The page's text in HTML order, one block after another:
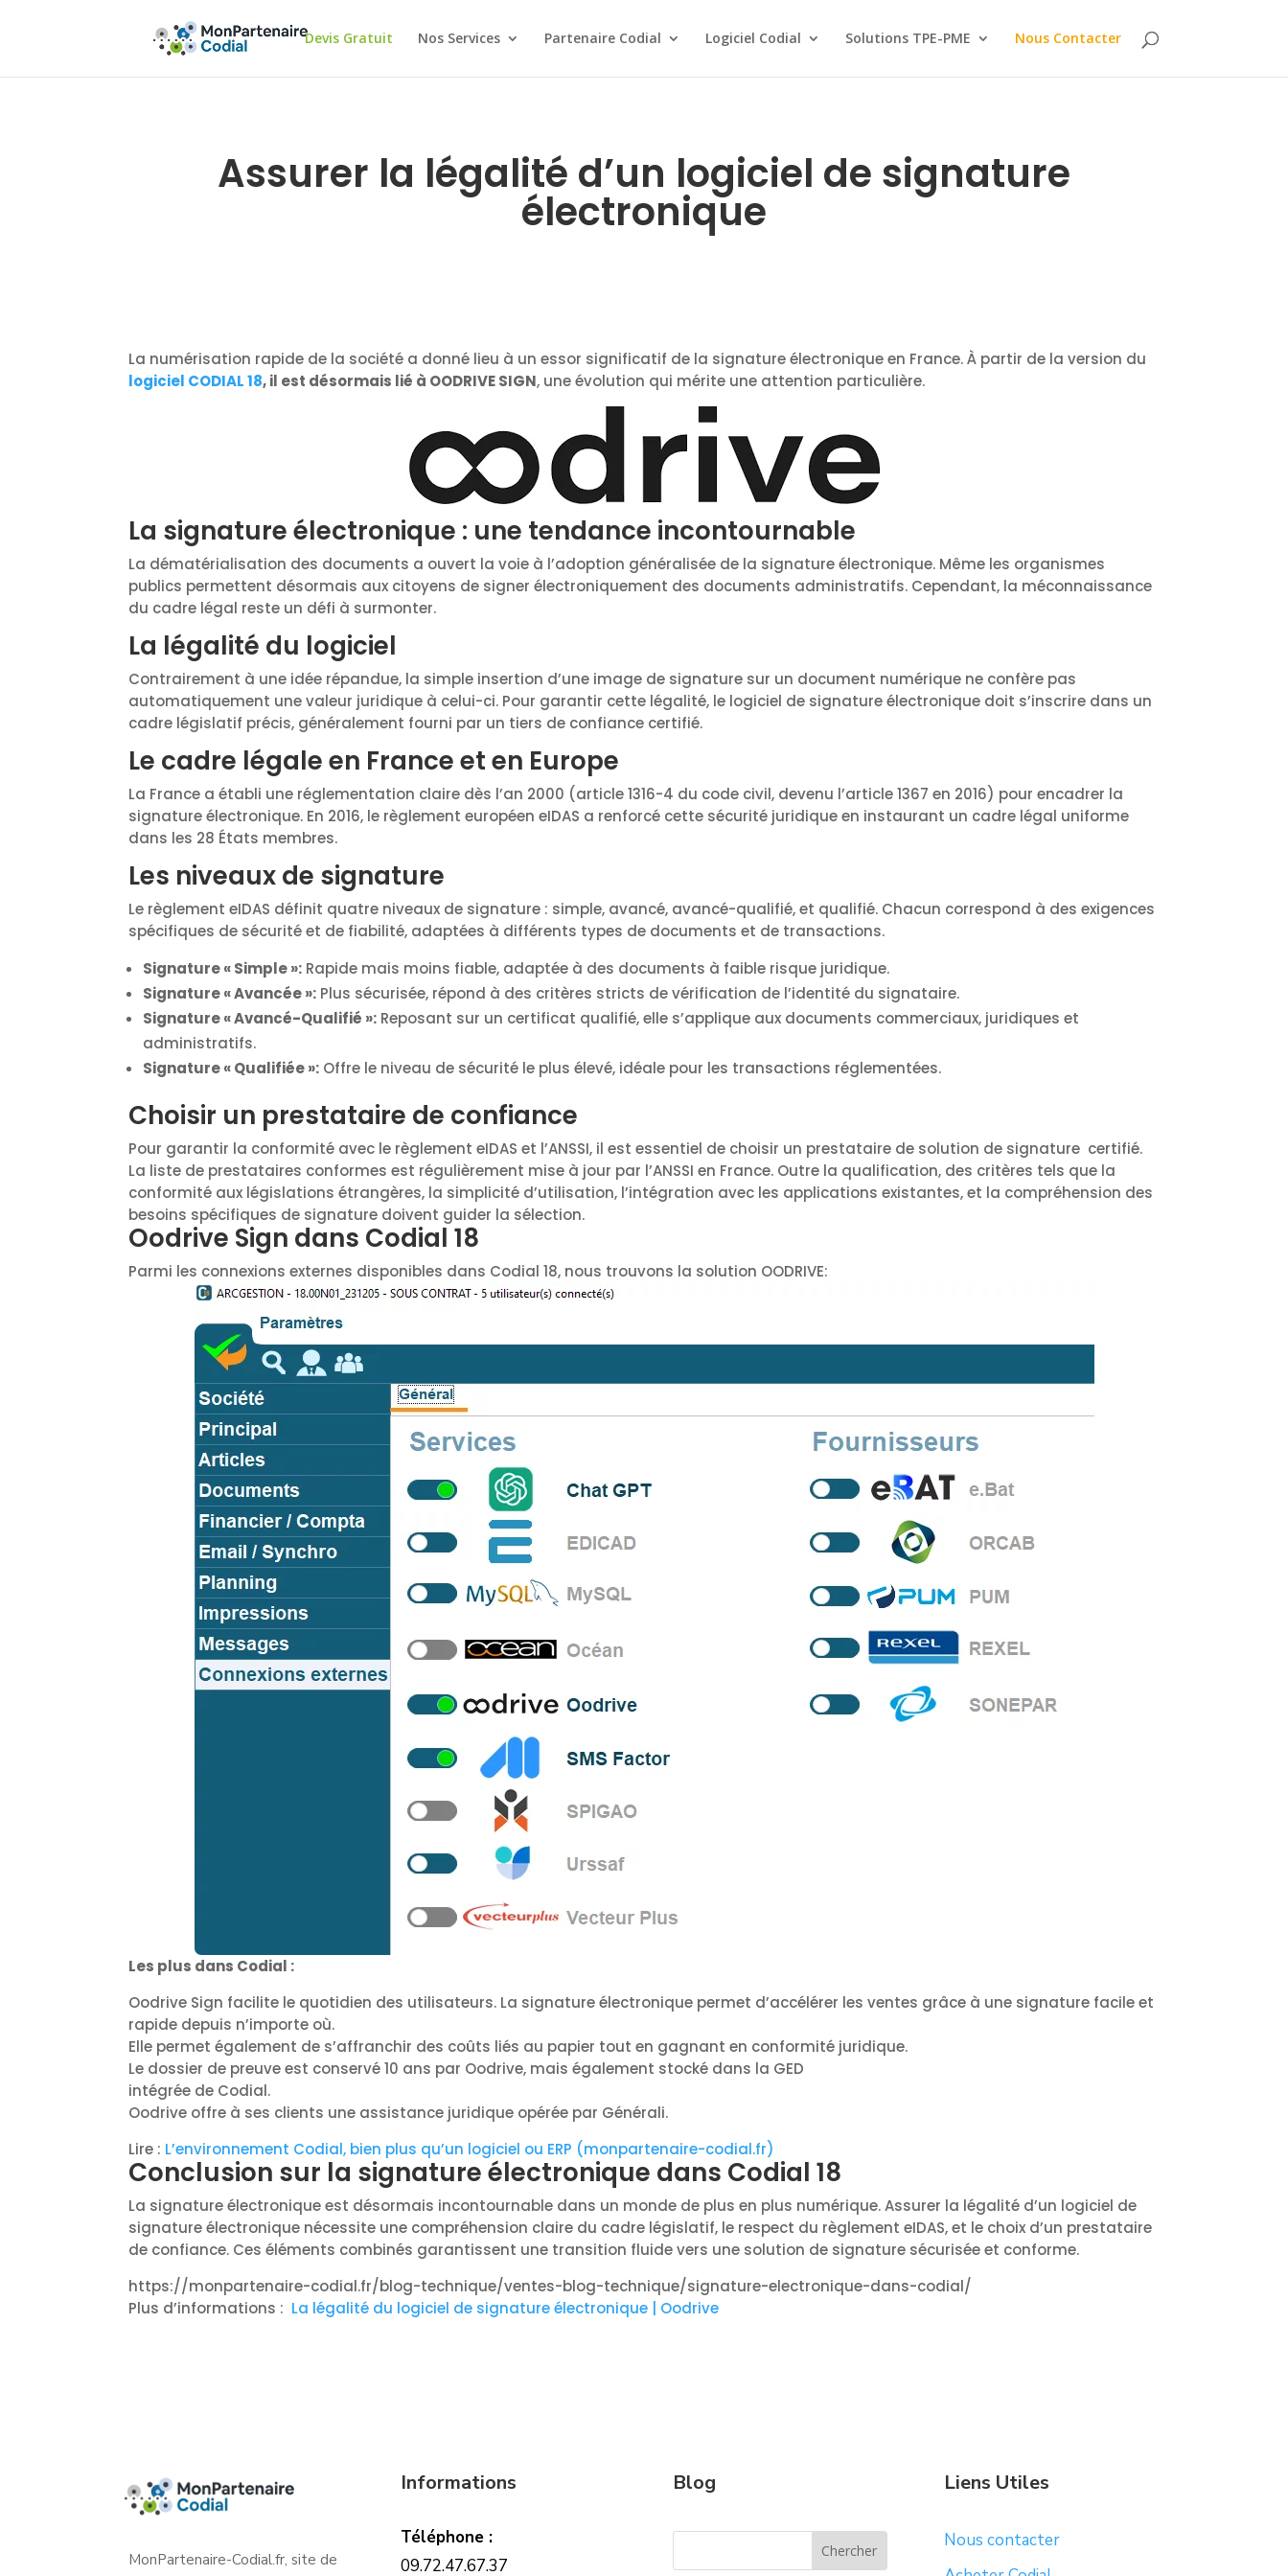
Devis Gratuit Nos Services Partenaire Codial Logiciel Codial Solutions TPE-PME Nous Contacter
Assurer la légalité d’un logiciel de signature
électronique
La numérisation rapide de la société a donné lieu à un essor significatif de la signature électronique en France. À partir de la version du
logiciel CODIAL 18, il est désormais lié à OODRIVE SIGN, une évolution qui mérite une attention particulière.
La signature électronique : une tendance incontournable
La dématérialisation des documents a ouvert la voie à l’adoption généralisée de la signature électronique. Même les organismes
publics permettent désormais aux citoyens de signer électroniquement des documents administratifs. Cependant, la méconnaissance
du cadre légal reste un défi à surmonter.
La légalité du logiciel
Contrairement à une idée répandue, la simple insertion d’une image de signature sur un document numérique ne confère pas
automatiquement une valeur juridique à celui-ci. Pour garantir cette légalité, le logiciel de signature électronique doit s’inscrire dans un
cadre législatif précis, généralement fourni par un tiers de confiance certifié.
Le cadre légale en France et en Europe
La France a établi une réglementation claire dès l’an 2000 (article 1316-4 du code civil, devenu l’article 1367 en 2016) pour encadrer la
signature électronique. En 2016, le règlement européen eIDAS a renforcé cette sécurité juridique en instaurant un cadre légal uniforme
dans les 28 États membres.
Les niveaux de signature
Le règlement eIDAS définit quatre niveaux de signature : simple, avancé, avancé-qualifié, et qualifié. Chacun correspond à des exigences
spécifiques de sécurité et de fiabilité, adaptées à différents types de documents et de transactions.
Signature « Simple »: Rapide mais moins fiable, adaptée à des documents à faible risque juridique.
Signature « Avancée »: Plus sécurisée, répond à des critères stricts de vérification de l’identité du signataire.
Signature « Avancé-Qualifié »: Reposant sur un certificat qualifié, elle s’applique aux documents commerciaux, juridiques et
administratifs.
Signature « Qualifiée »: Offre le niveau de sécurité le plus élevé, idéale pour les transactions réglementées.
Choisir un prestataire de confiance
Pour garantir la conformité avec le règlement eIDAS et l’ANSSI, il est essentiel de choisir un prestataire de solution de signature certifié.
La liste de prestataires conformes est régulièrement mise à jour par l’ANSSI en France. Outre la qualification, des critères tels que la
conformité aux législations étrangères, la simplicité d’utilisation, l’intégration avec les applications existantes, et la compréhension des
besoins spécifiques de signature doivent guider la sélection.
Oodrive Sign dans Codial 18
Parmi les connexions externes disponibles dans Codial 18, nous trouvons la solution OODRIVE:
Les plus dans Codial :
Oodrive Sign facilite le quotidien des utilisateurs. La signature électronique permet d’accélérer les ventes grâce à une signature facile et
rapide depuis n’importe où.
Elle permet également de s’affranchir des coûts liés au papier tout en gagnant en conformité juridique.
Le dossier de preuve est conservé 10 ans par Oodrive, mais également stocké dans la GED
intégrée de Codial.
Oodrive offre à ses clients une assistance juridique opérée par Générali.
Lire : L’environnement Codial, bien plus qu’un logiciel ou ERP (monpartenaire-codial.fr)
Conclusion sur la signature électronique dans Codial 18
La signature électronique est désormais incontournable dans un monde de plus en plus numérique. Assurer la légalité d’un logiciel de
signature électronique nécessite une compréhension claire du cadre législatif, le respect du règlement eIDAS, et le choix d’un prestataire
de confiance. Ces éléments combinés garantissent une transition fluide vers une solution de signature sécurisée et conforme.
https://monpartenaire-codial.fr/blog-technique/ventes-blog-technique/signature-electronique-dans-codial/
Plus d’informations : La légalité du logiciel de signature électronique | Oodrive
MonPartenaire-Codial.fr, site de
Informations
Téléphone :
09.72.47.67.37
Blog Liens Utiles
Nous contacter